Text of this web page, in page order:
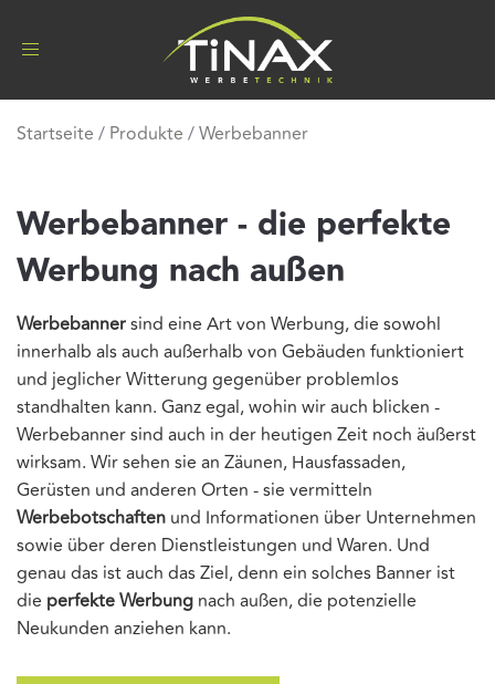
Toggle
Startseite / Produkte /Werbebanner
Werbebanner - die perfekte
Werbung nach außen
Werbebannersind eine Art von Werbung, die sowohl
innerhalb als auch außerhalb von Gebäuden funktioniert
und jeglicher Witterung gegenüber problemlos
standhalten kann. Ganz egal, wohin wir auch blicken -
Werbebanner sind auch in der heutigen Zeit noch äußerst
wirksam. Wir sehen sie an Zäunen, Hausfassaden,
Gerüsten und anderen Orten - sie vermitteln
Werbebotschaften und Informationen über Unternehmen
sowie über deren Dienstleistungen und Waren. Und
genau das ist auch das Ziel, denn ein solches Banner ist
die perfekte Werbung nach außen, die potenzielle
Neukunden anziehen kann.